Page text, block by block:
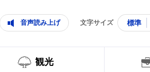
音声読み上げ 文字サイズ 標準
観光